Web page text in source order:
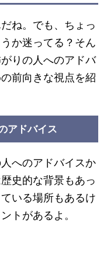
ね。でも、ちょっ
か迷ってる？そん
りの人へのアドバ
前向きな視点を紹
アドバイス
へのアドバイスか
史的な背景もあっ
いる場所もあるけ
トがあるよ。